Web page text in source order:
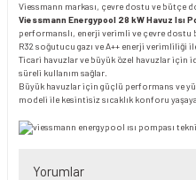
Viessmann markası, çevre dostu ve bütçe
Viessmann Energypool 28 kW Havuz Isı
performanslı, enerji verimli ve çevre
R32 soğutucu gazı ve A++ enerji verimliliği
Ticari havuzlar ve büyük özel havuzlar için
süreli kullanım sağlar.
Büyük havuzlar için güçlü performans ve
modeli ile kesintisiz sıcaklık konforu
Yorumlar